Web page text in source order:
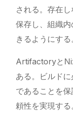
される。存在
保存し、組織
きるようにする
Artifactoryと
ある。ビルド
であることを
頼性を実現す